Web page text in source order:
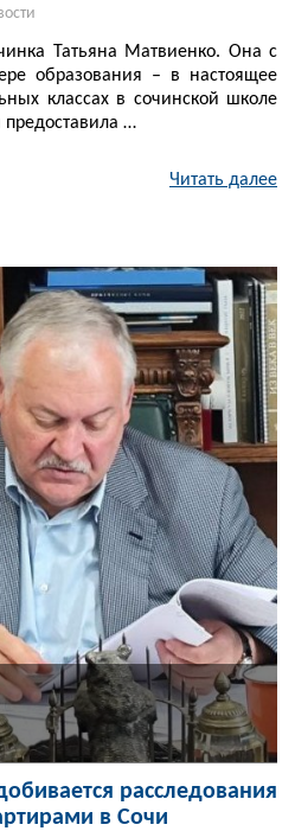
Татьяна Матвиенко. Она с
образования – в настоящее
классах в сочинской школе
…
Читать далее
расследования
в Сочи